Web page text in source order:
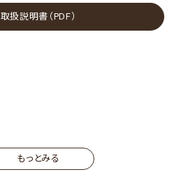
取扱説明書（PDF）
もっとみる